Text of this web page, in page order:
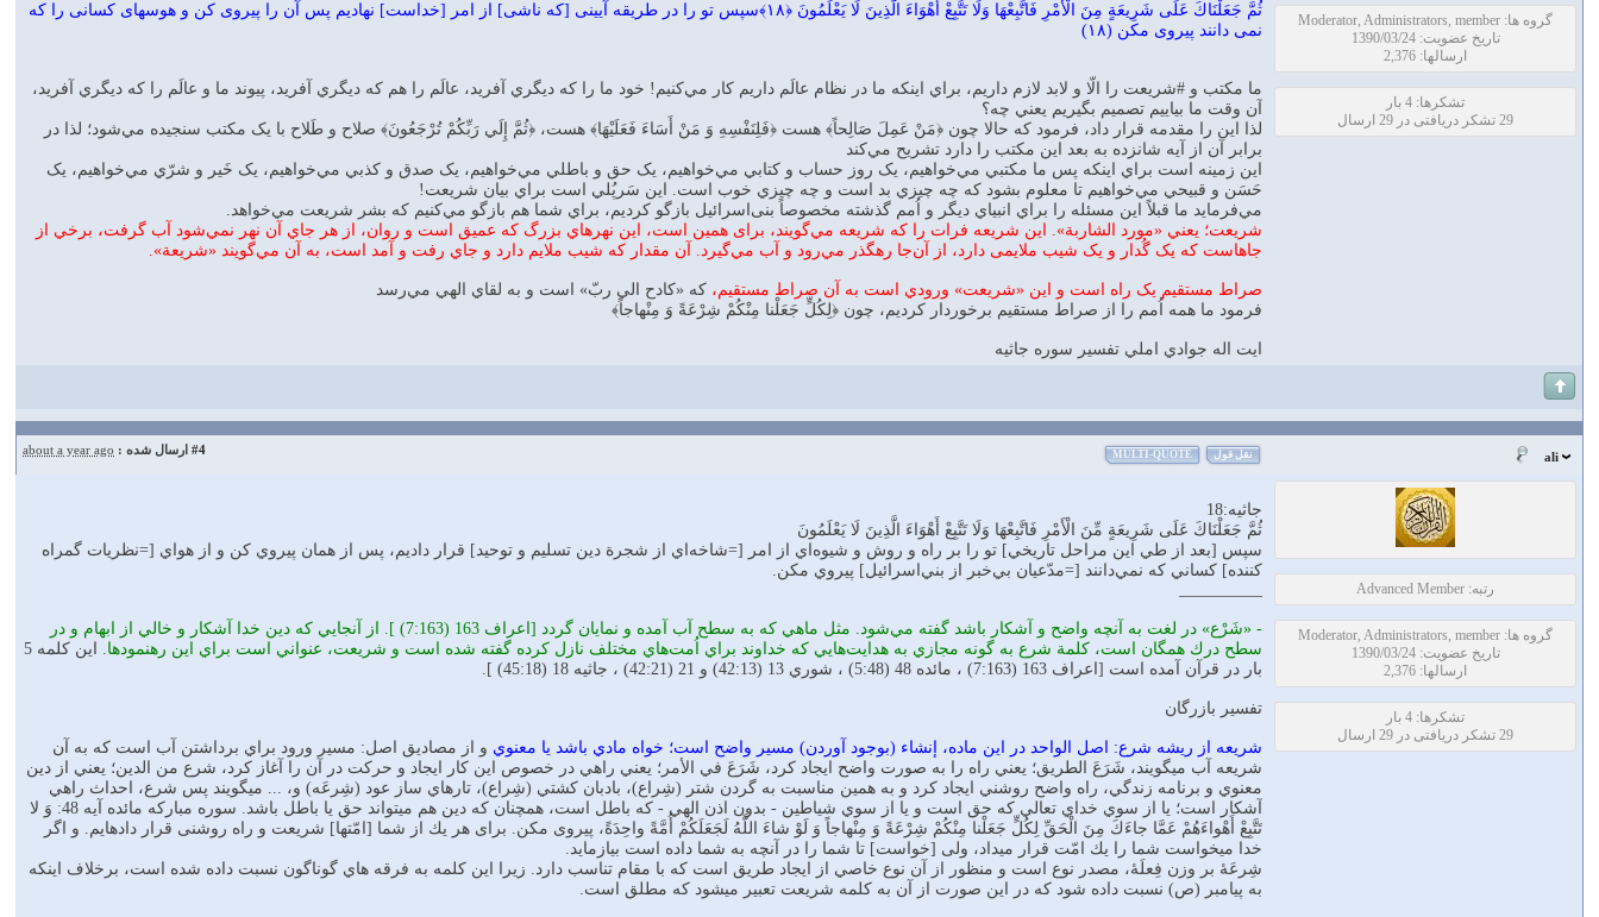
گروه ها: Moderator, Administrators, member
تاریخ عضویت: 1390/03/24
ارسالها: 2,376
تشکرها: 4 بار
29 تشکر دریافتی در 29 ارسال
ثُمَّ جَعَلْنَاكَ عَلَى شَرِيعَةٍ مِنَ الْأَمْرِ فَاتَّبِعْهَا وَلَا تَتَّبِعْ أَهْوَاءَ الَّذِينَ لَا يَعْلَمُونَ ﴿۱۸﴾سپس تو را در طريقه آيينى [كه ناشى] از امر [خداست] نهاديم پس آن را پيروى كن و هوسهاى كسانى را كه
نمى‏ دانند پيروى مكن (۱۸)
ما مکتب و #شريعت را الّا و لابد لازم داريم، براي اينکه ما در نظام عالَم داريم کار مي‌کنيم! خود ما را که ديگري آفريد، عالَم را هم که ديگري آفريد، پيوند ما و عالَم را که ديگري آفريد،
آن وقت ما بياييم تصميم بگيريم يعني چه؟
لذا اين را مقدمه قرار داد، فرمود که حالا چون ﴿مَنْ عَمِلَ صَالِحاً﴾ هست ﴿فَلِنَفْسِهِ وَ مَنْ أَسَاءَ فَعَلَيْهَا﴾ هست، ﴿ثُمَّ إِلَي رَبِّكُمْ تُرْجَعُونَ﴾ صلاح و طَلاح با يک مکتب سنجيده مي‌شود؛ لذا در
برابر آن از آيه شانزده به بعد اين مکتب را دارد تشريح مي‌کند
اين زمينه است براي اينکه پس ما مکتبي مي‌خواهيم، يک روز حساب و کتابي مي‌خواهيم، يک حق و باطلي مي‌خواهيم، يک صدق و کذبي مي‌خواهيم، يک خَير و شرّي مي‌خواهيم، يک
حَسَن و قبيحي مي‌خواهيم تا معلوم بشود که چه چيزي بد است و چه چيزي خوب است. اين سَرپُلي است براي بيان شريعت!
مي‌فرمايد ما قبلاً اين مسئله را براي انبياي ديگر و اُمم گذشته مخصوصاً بنی‌اسرائيل بازگو کرديم، براي شما هم بازگو مي‌کنيم که بشر شريعت مي‌خواهد.
شريعت؛ يعني «مورد الشاربة». اين شريعه فرات را که شريعه مي‌گويند، برای همين است، اين نهرهاي بزرگ که عميق است و روان، از هر جاي آن نهر نمي‌شود آب گرفت، برخي از
جاهاست که يک گُدار و يک شيب ملايمی دارد، از آن‌جا رهگذر مي‌رود و آب مي‌گيرد. آن مقدار که شيب ملايم دارد و جاي رفت و آمد است، به آن مي‌گويند «شريعة».
صراط مستقيم يک راه است و اين «شريعت» ورودي است به آن صراط مستقيم، که «کادح الي ربّ» است و به لقاي الهي مي‌رسد
فرمود ما همه اُمم را از صراط مستقيم برخوردار کرديم، چون ﴿لِكُلٍّ جَعَلْنا مِنْكُمْ شِرْعَةً وَ مِنْهاجاً﴾
ايت اله جوادي املي تفسير سوره جاثيه
ali
#4 ارسال شده : about a year ago نقل قول MULTI-QUOTE
رتبه: Advanced Member
گروه ها: Moderator, Administrators, member
تاریخ عضویت: 1390/03/24
ارسالها: 2,376
تشکرها: 4 بار
29 تشکر دریافتی در 29 ارسال
جاثیه:18
ثُمَّ جَعَلْنَاكَ عَلَى شَرِيعَةٍ مِّنَ الْأَمْرِ فَاتَّبِعْهَا وَلَا تَتَّبِعْ أَهْوَاءَ الَّذِينَ لَا يَعْلَمُونَ
سپس [بعد از طي اين مراحل تاريخي] تو را بر راه و روش و شيوه‌اي از امر [=شاخه‌اي از شجرة دين تسليم و توحيد] قرار داديم، پس از همان پيروي كن و از هواي [=نظريات گمراه
كننده] کساني که نمي‌دانند [=مدّعيان بي‌خبر از بني‌اسرائيل] پيروي مکن.
- «شَرْع» در لغت به آنچه واضح و آشكار باشد گفته مي‌شود. مثل ماهي كه به سطح آب آمده و نمايان گردد [اعراف 163 (7:163) ]. از آنجايي كه دين خدا آشكار و خالي از ابهام و در
سطح درك همگان است، كلمة شرع به گونه مجازي به هدايت‌هايي كه خداوند براي اُمت‌هاي مختلف نازل كرده گفته شده است و شريعت، عنواني است براي اين رهنمودها.
اين كلمه 5
بار در قرآن آمده است [اعراف 163 (7:163) ، مائده 48 (5:48) ، شوري 13 (42:13) و 21 (42:21) ، جاثيه 18 (45:18) ].
تفسیر بازرگان
شریعه از ریشه شرع: اصل الواحد در اين ماده، إنشاء (بوجود آوردن) مسير واضح است؛ خواه مادي باشد يا معنوي و از مصاديق اصل: مسير ورود براي برداشتن آب است كه به آن
شريعه آب ميگويند، شَرَعَ الطريق؛ يعني راه را به صورت واضح ايجاد كرد، شَرَعَ في الأمر؛ يعني راهي در خصوص اين كار ايجاد و حركت در آن را آغاز كرد، شرع من الدين؛ يعني از دين
معنوي و برنامه زندگي، راه واضح روشني ايجاد كرد و به همين مناسبت به گردن شتر (شِراع)، بادبان كشتي (شِراع)، تارهاي ساز عود (شِرعَه) و، ... ميگويند پس شرع، احداث راهي
آشكار است؛ يا از سوي خداي تعالي كه حق است و يا از سوي شياطين - بدون اذن الهي - كه باطل است، همچنان كه دين هم ميتواند حق يا باطل باشد. سوره مباركه مائده آيه 48: وَ لا
تَتَّبِعْ أَهْواءَهُمْ عَمَّا جاءَكَ مِنَ الْحَقِّ لِكُلٍّ جَعَلْنا مِنْكُمْ شِرْعَةً وَ مِنْهاجاً وَ لَوْ شاءَ اللَّهُ لَجَعَلَكُمْ أُمَّةً واحِدَةً، پيروی مكن. برای هر يك از شما [امّتها] شريعت و راه روشنی قرار دادهايم. و اگر
خدا میخواست شما را يك امّت قرار میداد، ولی [خواست] تا شما را در آنچه به شما داده است بيازمايد.
شِرعَۀ بر وزن فِعلَۀ، مصدر نوع است و منظور از آن نوع خاصي از ايجاد طريق است كه با مقام تناسب دارد. زيرا اين كلمه به فرقه هاي گوناگون نسبت داده شده است، برخلاف اينكه
به پيامبر (ص) نسبت داده شود كه در اين صورت از آن به كلمه شريعت تعبير ميشود كه مطلق است.